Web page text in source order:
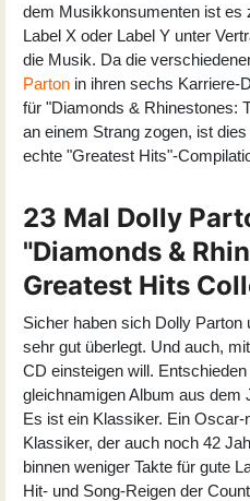
dem Musikkonsumenten ist es
Label X oder Label Y unter
die Musik. Da die
Parton in ihren sechs Karriere-
für "Diamonds & Rhinestones:
an einem Strang zogen, ist
echte "Greatest Hits"-
23 Mal Dolly
"Diamonds &
Greatest Hits
Sicher haben sich Dolly Parton
sehr gut überlegt. Und auch,
CD einsteigen will.
gleichnamigen Album aus dem
Es ist ein Klassiker. Ein
Klassiker, der auch noch 42
binnen weniger Takte für gute
Hit- und Song-Reigen der